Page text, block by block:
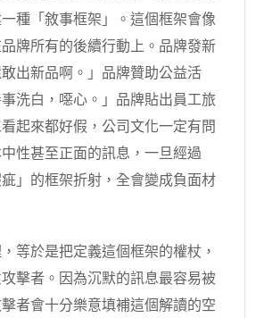
種「敘事框架」。這個框架會像
牌所有的後續行動上。品牌發新
出新品啊。」品牌贊助公益活
洗白，噁心。」品牌貼出員工旅
起來都好假，公司文化一定有問
性甚至正面的訊息，一旦經過
疵」的框架折射，全會變成負面材
等於是把定義這個框架的權杖，
擊者。因為沉默的訊息最容易被
者會十分樂意填補這個解讀的空